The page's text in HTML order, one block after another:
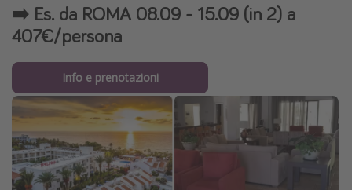
➡️ Es. da ROMA 08.09 - 15.09 (in 2) a
407€/persona
Info e prenotazioni